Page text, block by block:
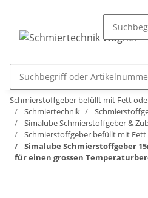
Schmierstoffgeber befüllt mit Fett
Schmiertechnik
Simalube Schmierstoffgeber &
Schmierstoffgeber befüllt mit Fett
Simalube Schmierstoffgeber
für einen grossen